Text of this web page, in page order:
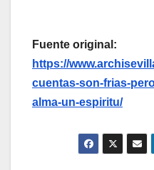
Fuente original:
https://
cuentas-son-frias-
alma-un-espiritu/